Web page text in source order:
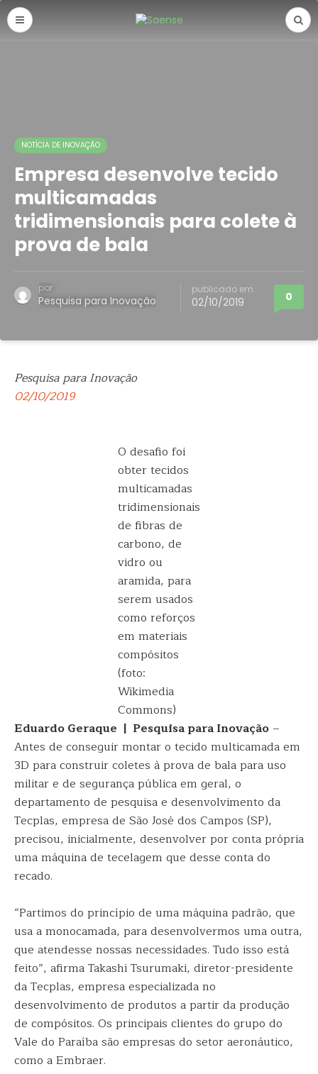
NOTÍCIA DE INOVAÇÃO
Empresa desenvolve tecido
multicamadas
tridimensionais para colete à
prova de bala
por
Pesquisa para Inovação
publicado em
02/10/2019 0
Pesquisa para Inovação
02/10/2019
O desafio foi
obter tecidos
multicamadas
tridimensionais
de fibras de
carbono, de
vidro ou
aramida, para
serem usados
como reforços
em materiais
compósitos
(foto:
Wikimedia
Commons)
Eduardo Geraque | Pesquisa para Inovação –
Antes de conseguir montar o tecido multicamada em
3D para construir coletes à prova de bala para uso
militar e de segurança pública em geral, o
departamento de pesquisa e desenvolvimento da
Tecplas, empresa de São José dos Campos (SP),
precisou, inicialmente, desenvolver por conta própria
uma máquina de tecelagem que desse conta do
recado.
“Partimos do princípio de uma máquina padrão, que
usa a monocamada, para desenvolvermos uma outra,
que atendesse nossas necessidades. Tudo isso está
feito”, afirma Takashi Tsurumaki, diretor-presidente
da Tecplas, empresa especializada no
desenvolvimento de produtos a partir da produção
de compósitos. Os principais clientes do grupo do
Vale do Paraíba são empresas do setor aeronáutico,
como a Embraer.